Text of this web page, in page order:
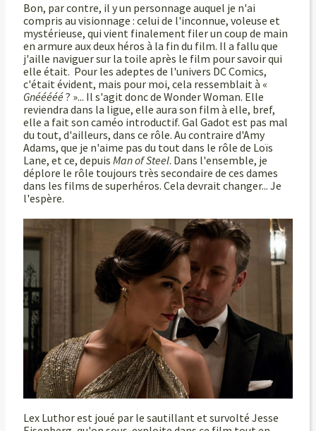
Bon, par contre, il y un personnage auquel je n'ai
compris au visionnage : celui de l'inconnue, voleuse et
mystérieuse, qui vient finalement filer un coup de main
en armure aux deux héros à la fin du film. Il a fallu que
j'aille naviguer sur la toile après le film pour savoir qui
elle était. Pour les adeptes de l'univers DC Comics,
c'était évident, mais pour moi, cela ressemblait à «
Gnééééé? »... Il s'agit donc de Wonder Woman. Elle
reviendra dans la ligue, elle aura son film à elle, bref,
elle a fait son caméo introductif. Gal Gadot est pas mal
du tout, d'ailleurs, dans ce rôle. Au contraire d'Amy
Adams, que je n'aime pas du tout dans le rôle de Loïs
Lane, et ce, depuis Man of Steel. Dans l'ensemble, je
déplore le rôle toujours très secondaire de ces dames
dans les films de superhéros. Cela devrait changer... Je
l'espère.
Lex Luthor est joué par le sautillant et survolté Jesse